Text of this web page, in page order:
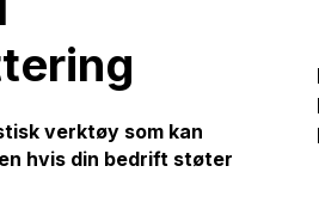
verktøy som kan
hvis din bedrift støter